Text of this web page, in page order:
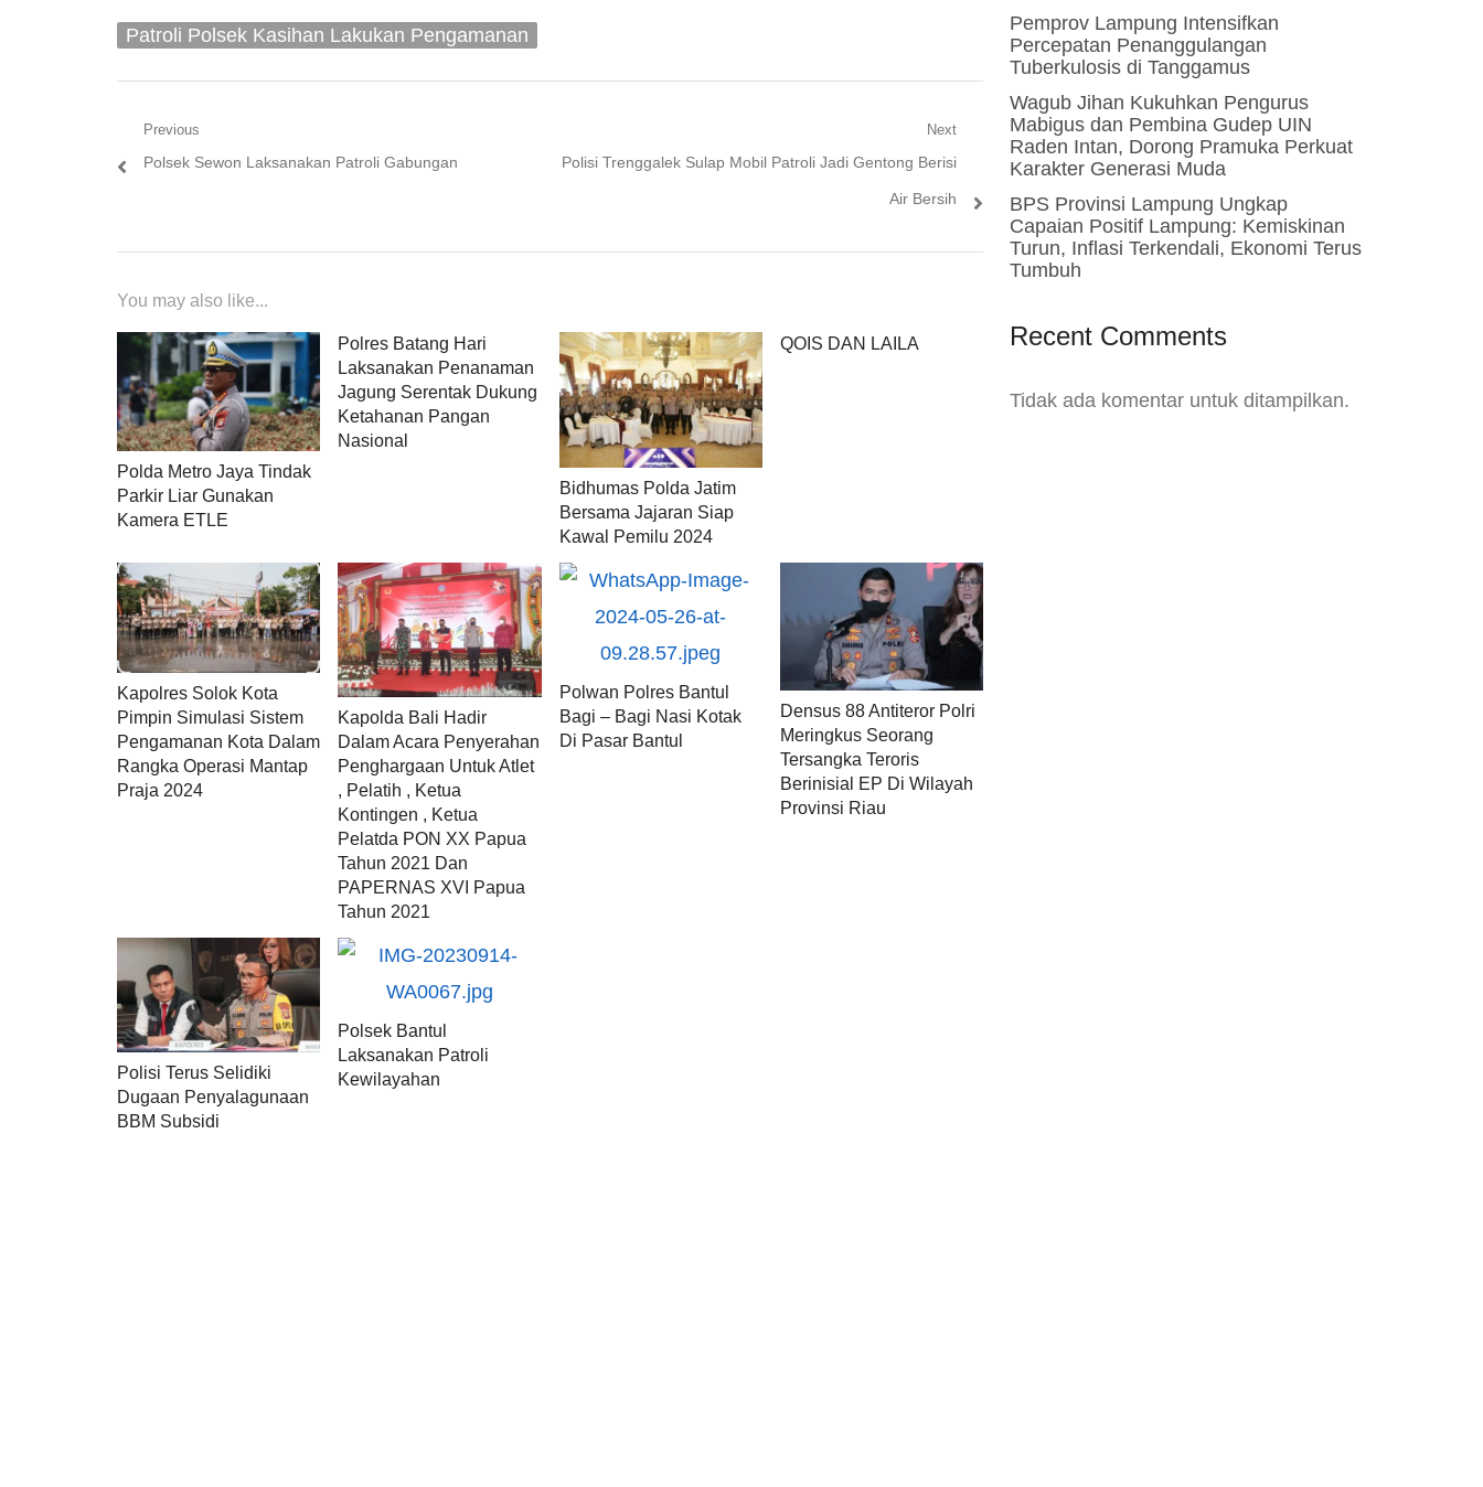
Patroli Polsek Kasihan Lakukan Pengamanan
Navigasi
pos
Previous
Previous
Polsek Sewon Laksanakan Patroli Gabungan
Next
Next
Polisi Trenggalek Sulap Mobil Patroli Jadi Gentong Berisi
Air Bersih
You may also like...
Polda Metro Jaya Tindak
Parkir Liar Gunakan
Kamera ETLE
Polres Batang Hari
Laksanakan Penanaman
Jagung Serentak Dukung
Ketahanan Pangan
Nasional
Bidhumas Polda Jatim
Bersama Jajaran Siap
Kawal Pemilu 2024
QOIS DAN LAILA
Kapolres Solok Kota
Pimpin Simulasi Sistem
Pengamanan Kota Dalam
Rangka Operasi Mantap
Praja 2024
Kapolda Bali Hadir
Dalam Acara Penyerahan
Penghargaan Untuk Atlet
, Pelatih , Ketua
Kontingen , Ketua
Pelatda PON XX Papua
Tahun 2021 Dan
PAPERNAS XVI Papua
Tahun 2021
Polwan Polres Bantul
Bagi – Bagi Nasi Kotak
Di Pasar Bantul
Densus 88 Antiteror Polri
Meringkus Seorang
Tersangka Teroris
Berinisial EP Di Wilayah
Provinsi Riau
Polisi Terus Selidiki
Dugaan Penyalagunaan
BBM Subsidi
Polsek Bantul
Laksanakan Patroli
Kewilayahan
Pemprov Lampung Intensifkan
Percepatan Penanggulangan
Tuberkulosis di Tanggamus
Wagub Jihan Kukuhkan Pengurus
Mabigus dan Pembina Gudep UIN
Raden Intan, Dorong Pramuka Perkuat
Karakter Generasi Muda
BPS Provinsi Lampung Ungkap
Capaian Positif Lampung: Kemiskinan
Turun, Inflasi Terkendali, Ekonomi Terus
Tumbuh
Recent Comments
Tidak ada komentar untuk ditampilkan.